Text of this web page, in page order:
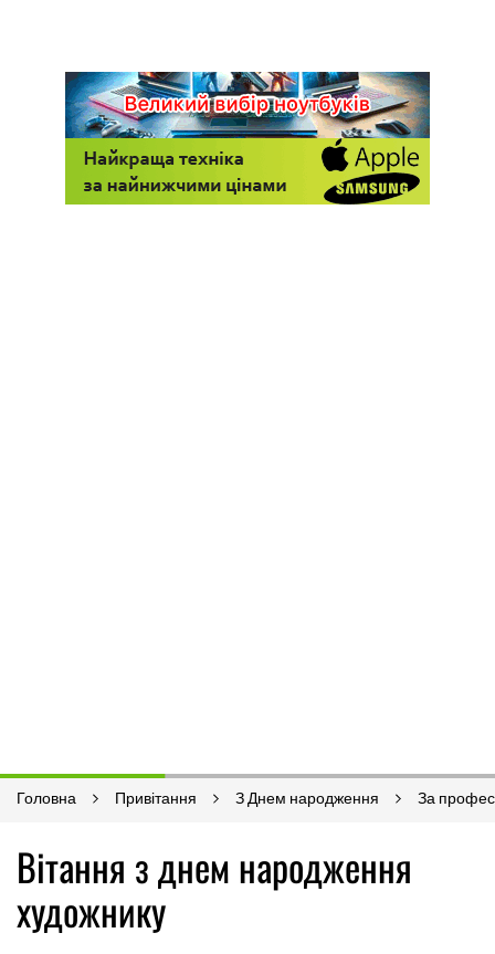
Головна Привітання З Днем народження За
Вітання з днем ​​народження
художнику